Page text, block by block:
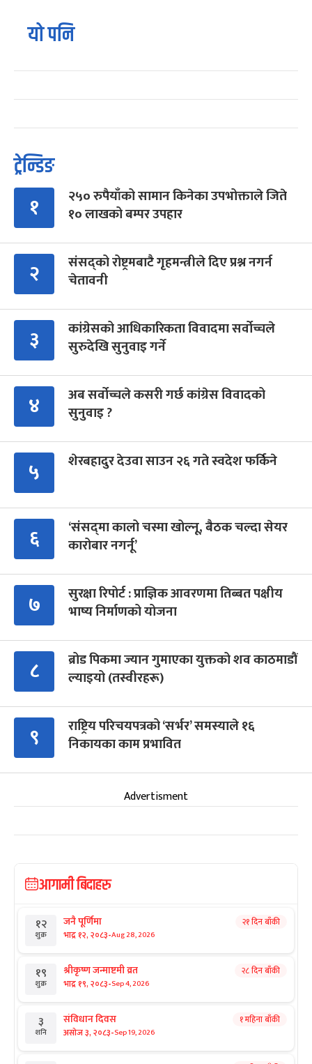
यो पनि
ट्रेन्डिङ
१
२५० रुपैयाँको सामान किनेका उपभोक्ताले जिते
१० लाखको बम्पर उपहार
२
संसद्को रोष्ट्रमबाटै गृहमन्त्रीले दिए प्रश्न नगर्न
चेतावनी
३
कांग्रेसको आधिकारिकता विवादमा सर्वोच्चले
सुरुदेखि सुनुवाइ गर्ने
४
अब सर्वोच्चले कसरी गर्छ कांग्रेस विवादको
सुनुवाइ ?
५ शेरबहादुर देउवा साउन २६ गते स्वदेश फर्किने
६
‘संसद्‍मा कालो चस्मा खोल्नू, बैठक चल्दा सेयर
कारोबार नगर्नू’
७
सुरक्षा रिपोर्ट : प्राज्ञिक आवरणमा तिब्बत पक्षीय
भाष्य निर्माणको योजना
८
ब्रोड पिकमा ज्यान गुमाएका युक्तको शव काठमाडौं
ल्याइयो (तस्वीरहरू)
९
राष्ट्रिय परिचयपत्रको ‘सर्भर’ समस्याले १६
निकायका काम प्रभावित
Advertisment
आगामी बिदाहरु
१२
शुक्र
जनै पूर्णिमा
भाद्र १२, २०८३-Aug 28, 2026
२१ दिन बाँकी
१९
शुक्र
श्रीकृष्ण जन्माष्टमी व्रत
भाद्र १९, २०८३-Sep 4, 2026
२८ दिन बाँकी
३
शनि
संविधान दिवस
असोज ३, २०८३-Sep 19, 2026
१ महिना बाँकी